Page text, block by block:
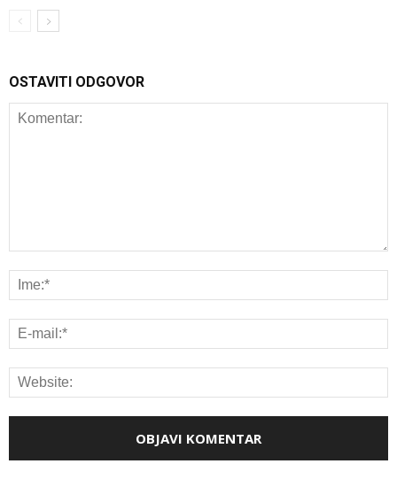
OSTAVITI ODGOVOR